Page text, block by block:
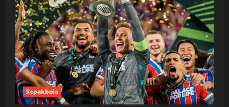
Sepakbola